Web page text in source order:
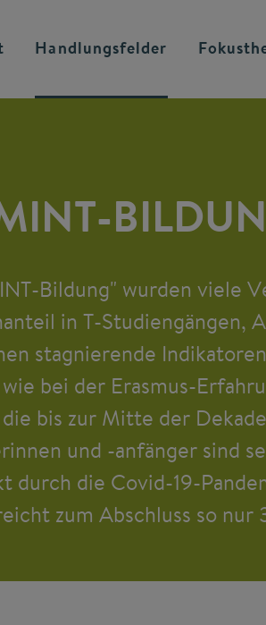
Handlungsfelder
Bildung" wurden viele
in T-Studiengängen,
stagnierende
bei der Erasmus-
bis zur Mitte der
und -anfänger sind
durch die Covid-19-
zum Abschluss so nur